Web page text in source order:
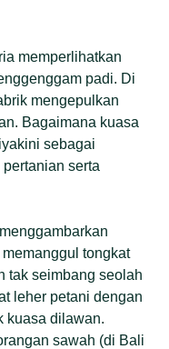
memperlihatkan
padi. Di
mengepulkan
Bagaimana kuasa
sebagai
serta
tongkat
tak seimbang seolah
leher petani dengan
kuasa dilawan.
sawah (di Bali